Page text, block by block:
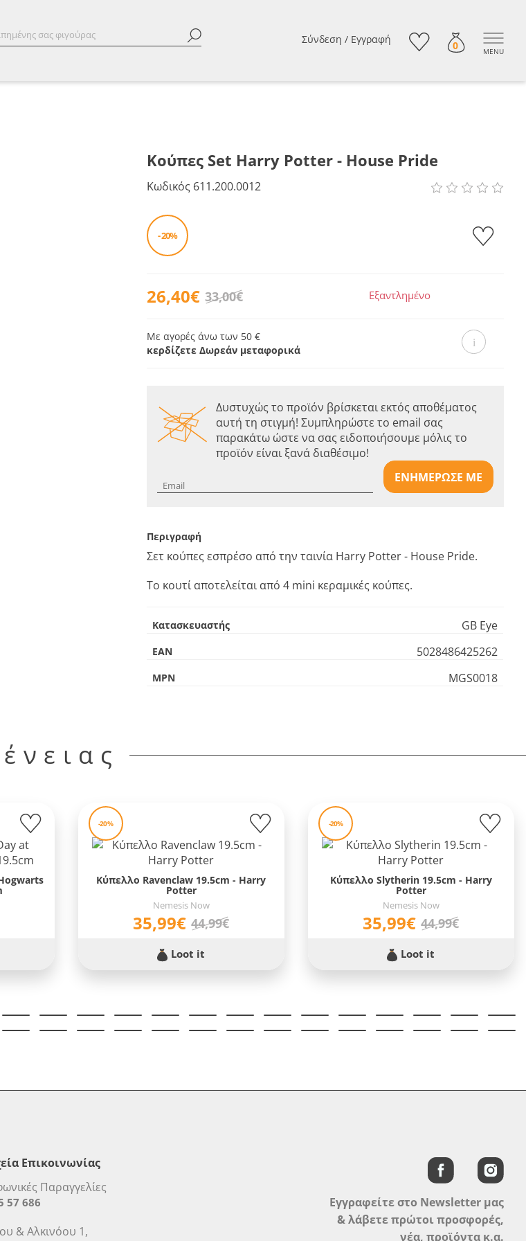
Σύνδεση / Εγγραφή 0 MENU
Κούπες Set Harry Potter - House Pride
Κωδικός 611.200.0012
- 20%
26,40€ 33,00€ Εξαντλημένο
Με αγορές άνω των 50 €
κερδίζετε Δωρεάν μεταφορικά
Δυστυχώς το προϊόν βρίσκεται εκτός αποθέματος
αυτή τη στιγμή! Συμπληρώστε το email σας
παρακάτω ώστε να σας ειδοποιήσουμε μόλις το
προϊόν είναι ξανά διαθέσιμο!
ΕΝΗΜΕΡΩΣΕ ΜΕ
Περιγραφή
Σετ κούπες εσπρέσο από την ταινία Harry Potter - House Pride.
Το κουτί αποτελείται από 4 mini κεραμικές κούπες.
Κατασκευαστής GB Eye
EAN 5028486425262
MPN MGS0018
-20%
Κύπελλο Ravenclaw 19.5cm - Harry
Potter
Nemesis Now
35,99€ 44,99€
Loot it
-20%
Κύπελλο Slytherin 19.5cm - Harry
Potter
Nemesis Now
35,99€ 44,99€
Loot it
Επικοινωνίας
Παραγγελίες
57 686
& Αλκινόου 1,
Εγγραφείτε στο Newsletter μας
& λάβετε πρώτοι προσφορές,
νέα, προϊόντα κ.α.